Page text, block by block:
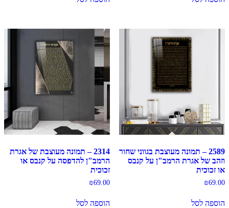
2589 – תמונה מעוצבת בגווני שחור
וזהב של אגרת הרמב"ן על קנבס
או זכוכית
₪69.00
הוספה לסל
2314 – תמונה מעוצבת של אגרת
הרמב"ן להדפסה על קנבס או
זכוכית
₪69.00
הוספה לסל